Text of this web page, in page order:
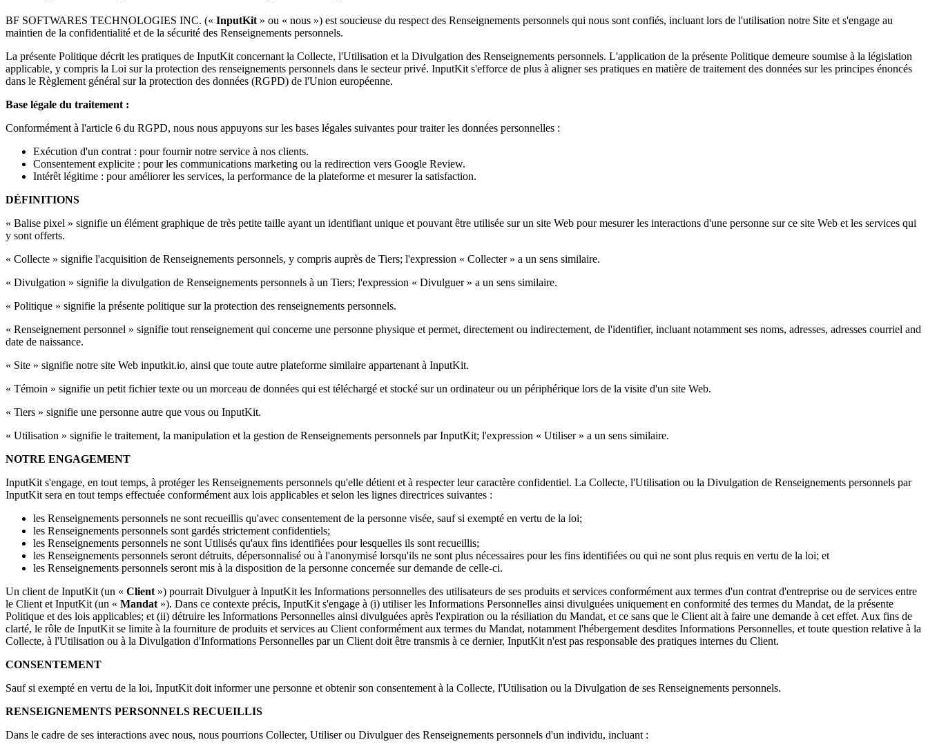
BF SOFTWARES TECHNOLOGIES INC. (« InputKit » ou « nous ») est soucieuse du respect des Renseignements personnels qui nous sont confiés, incluant lors de l'utilisation notre Site et s'engage au
maintien de la confidentialité et de la sécurité des Renseignements personnels.
La présente Politique décrit les pratiques de InputKit concernant la Collecte, l'Utilisation et la Divulgation des Renseignements personnels. L'application de la présente Politique demeure soumise à la législation
applicable, y compris la Loi sur la protection des renseignements personnels dans le secteur privé. InputKit s'efforce de plus à aligner ses pratiques en matière de traitement des données sur les principes énoncés
dans le Règlement général sur la protection des données (RGPD) de l'Union européenne.
Base légale du traitement :
Conformément à l'article 6 du RGPD, nous nous appuyons sur les bases légales suivantes pour traiter les données personnelles :
Exécution d'un contrat : pour fournir notre service à nos clients.
Consentement explicite : pour les communications marketing ou la redirection vers Google Review.
Intérêt légitime : pour améliorer les services, la performance de la plateforme et mesurer la satisfaction.
DÉFINITIONS
« Balise pixel » signifie un élément graphique de très petite taille ayant un identifiant unique et pouvant être utilisée sur un site Web pour mesurer les interactions d'une personne sur ce site Web et les services qui
y sont offerts.
« Collecte » signifie l'acquisition de Renseignements personnels, y compris auprès de Tiers; l'expression « Collecter » a un sens similaire.
« Divulgation » signifie la divulgation de Renseignements personnels à un Tiers; l'expression « Divulguer » a un sens similaire.
« Politique » signifie la présente politique sur la protection des renseignements personnels.
« Renseignement personnel » signifie tout renseignement qui concerne une personne physique et permet, directement ou indirectement, de l'identifier, incluant notamment ses noms, adresses, adresses courriel and
date de naissance.
« Site » signifie notre site Web inputkit.io, ainsi que toute autre plateforme similaire appartenant à InputKit.
« Témoin » signifie un petit fichier texte ou un morceau de données qui est téléchargé et stocké sur un ordinateur ou un périphérique lors de la visite d'un site Web.
« Tiers » signifie une personne autre que vous ou InputKit.
« Utilisation » signifie le traitement, la manipulation et la gestion de Renseignements personnels par InputKit; l'expression « Utiliser » a un sens similaire.
NOTRE ENGAGEMENT
InputKit s'engage, en tout temps, à protéger les Renseignements personnels qu'elle détient et à respecter leur caractère confidentiel. La Collecte, l'Utilisation ou la Divulgation de Renseignements personnels par
InputKit sera en tout temps effectuée conformément aux lois applicables et selon les lignes directrices suivantes :
les Renseignements personnels ne sont recueillis qu'avec consentement de la personne visée, sauf si exempté en vertu de la loi;
les Renseignements personnels sont gardés strictement confidentiels;
les Renseignements personnels ne sont Utilisés qu'aux fins identifiées pour lesquelles ils sont recueillis;
les Renseignements personnels seront détruits, dépersonnalisé ou à l'anonymisé lorsqu'ils ne sont plus nécessaires pour les fins identifiées ou qui ne sont plus requis en vertu de la loi; et
les Renseignements personnels seront mis à la disposition de la personne concernée sur demande de celle-ci.
Un client de InputKit (un « Client ») pourrait Divulguer à InputKit les Informations personnelles des utilisateurs de ses produits et services conformément aux termes d'un contrat d'entreprise ou de services entre
le Client et InputKit (un « Mandat »). Dans ce contexte précis, InputKit s'engage à (i) utiliser les Informations Personnelles ainsi divulguées uniquement en conformité des termes du Mandat, de la présente
Politique et des lois applicables; et (ii) détruire les Informations Personnelles ainsi divulguées après l'expiration ou la résiliation du Mandat, et ce sans que le Client ait à faire une demande à cet effet. Aux fins de
clarté, le rôle de InputKit se limite à la fourniture de produits et services au Client conformément aux termes du Mandat, notamment l'hébergement desdites Informations Personnelles, et toute question relative à la
Collecte, à l'Utilisation ou à la Divulgation d'Informations Personnelles par un Client doit être transmis à ce dernier, InputKit n'est pas responsable des pratiques internes du Client.
CONSENTEMENT
Sauf si exempté en vertu de la loi, InputKit doit informer une personne et obtenir son consentement à la Collecte, l'Utilisation ou la Divulgation de ses Renseignements personnels.
RENSEIGNEMENTS PERSONNELS RECUEILLIS
Dans le cadre de ses interactions avec nous, nous pourrions Collecter, Utiliser ou Divulguer des Renseignements personnels d'un individu, incluant :